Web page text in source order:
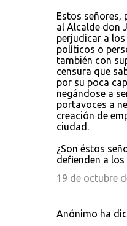
Estos señores,
al Alcalde don
perjudicar a
políticos o
también con
censura que
por su poca
negándose a
portavoces a
creación de
ciudad.
¿Son éstos
defienden a los
19 de octubre
Anónimo ha